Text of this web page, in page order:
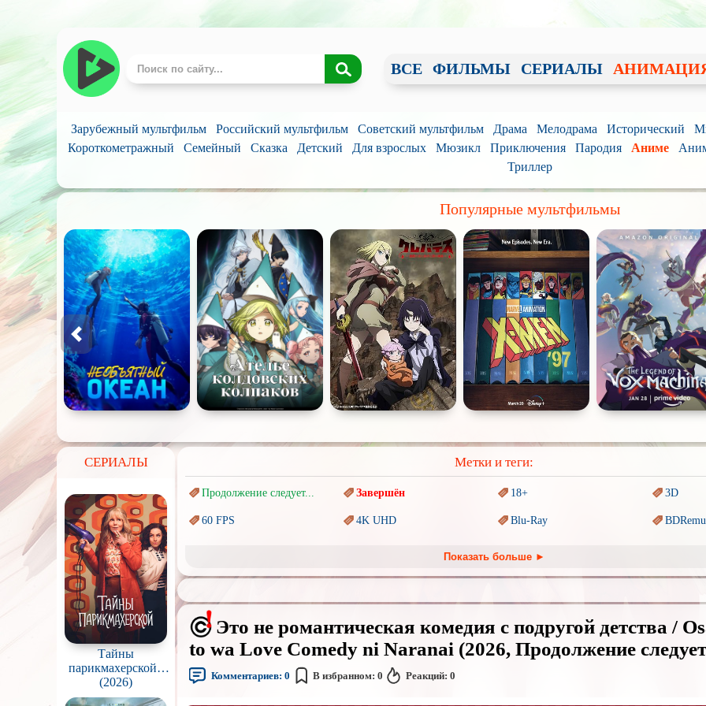
ВСЕ ФИЛЬМЫ СЕРИАЛЫ
Зарубежный мультфильм Российский мультфильм Советский мультфильм Драма Мелодрама Исторический
Короткометражный
Семейный Сказка Детский Для взрослых Мюзикл Приключения Пародия Аниме
Триллер
Популярные мультфильмы
СЕРИАЛЫ
Тайны
парикмахерской /
The Hairdresser
Mysteries
(2026)
Метки и теги:
Продолжение следует... Завершён 18+ 3D
60 FPS 4K UHD Blu-Ray
Авангард иСюрреализм Ангелы и Демоны Аниме
Врачи Гении Индийское кино
Коллекция Комикс Маги и Волшебники
Новогодние Основанное нареальных
событиях
Параллельные миры Перевод
Показать больше ►
Это не романтическая комедия с подругой детства /
to wa Love Comedy ni Naranai (2026, Продолжение
Комментариев: 0 В избранном: 0 Реакций: 0